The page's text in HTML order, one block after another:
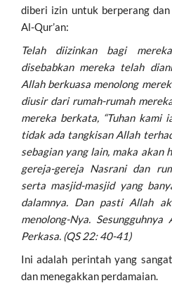
diberi izin untuk berperang
Al-Qur’an:
Telah diizinkan bagi
disebabkan mereka telah
Allah berkuasa menolong
diusir dari rumah-rumah
mereka berkata, “Tuhan kami
tidak ada tangkisan Allah
sebagian yang lain, maka akan
gereja-gereja Nasrani dan
serta masjid-masjid yang
dalamnya. Dan pasti Allah
menolong-Nya.
Perkasa. (QS 22: 40-41)
Ini adalah perintah yang
dan menegakkan perdamaian.